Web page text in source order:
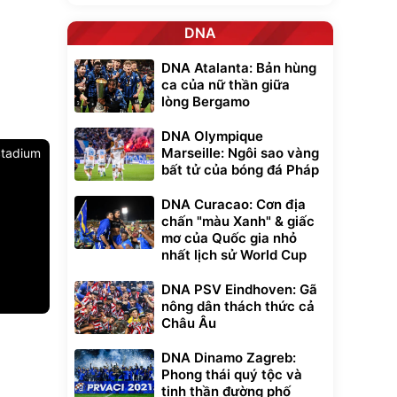
Bụi Lau
-
Unmute
Khung Nhôm
9066 Size
20/24/28 Cao Cấp
1.000.000đ
825.000đ
DNA
DNA Atalanta: Bản hùng
ca của nữ thần giữa
lòng Bergamo
DNA Olympique
Marseille: Ngôi sao vàng
bất tử của bóng đá Pháp
DNA Curacao: Cơn địa
chấn "màu Xanh" & giấc
mơ của Quốc gia nhỏ
nhất lịch sử World Cup
DNA PSV Eindhoven: Gã
nông dân thách thức cả
Châu Âu
DNA Dinamo Zagreb:
Phong thái quý tộc và
tinh thần đường phố